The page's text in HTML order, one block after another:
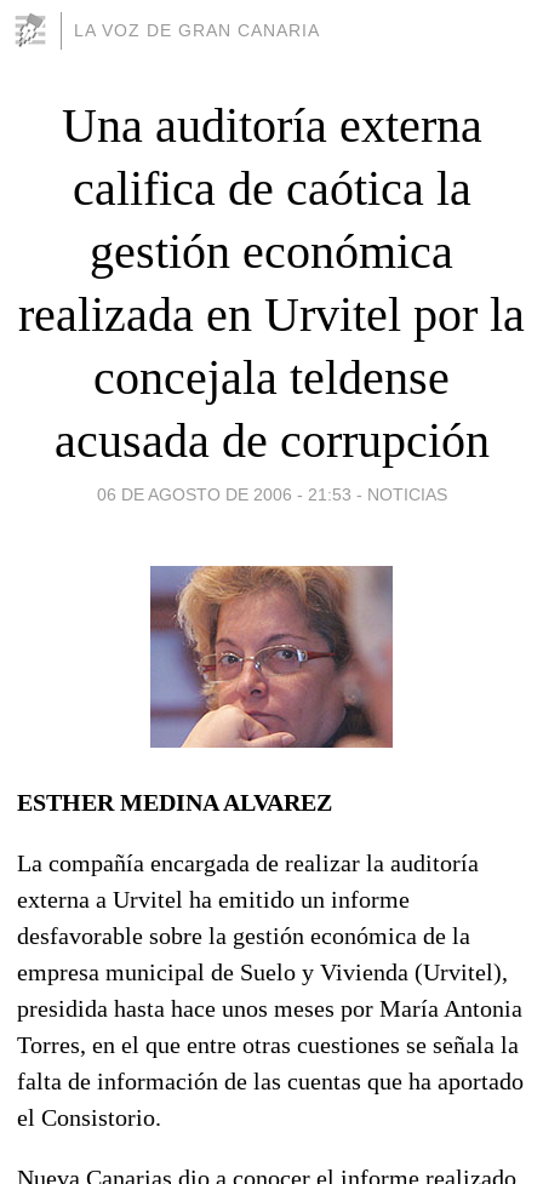
LA VOZ DE GRAN CANARIA
Una auditoría externa
califica de caótica la
gestión económica
realizada en Urvitel por la
concejala teldense
acusada de corrupción
06 DE AGOSTO DE 2006 - 21:53 - NOTICIAS
ESTHER MEDINA ALVAREZ
La compañía encargada de realizar la auditoría
externa a Urvitel ha emitido un informe
desfavorable sobre la gestión económica de la
empresa municipal de Suelo y Vivienda (Urvitel),
presidida hasta hace unos meses por María Antonia
Torres, en el que entre otras cuestiones se señala la
falta de información de las cuentas que ha aportado
el Consistorio.
Nueva Canarias dio a conocer el informe realizado